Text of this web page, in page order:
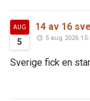
AUG
5
14 av 16
5 aug 2026
Sverige fick en